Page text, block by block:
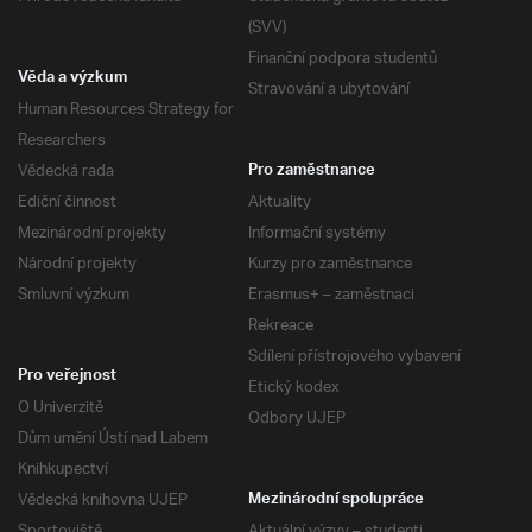
(SVV)
Finanční podpora studentů
Stravování a ubytování
Věda a výzkum
Human Resources Strategy for
Researchers
Vědecká rada
Ediční činnost
Mezinárodní projekty
Národní projekty
Smluvní výzkum
Pro zaměstnance
Aktuality
Informační systémy
Kurzy pro zaměstnance
Erasmus+ – zaměstnaci
Rekreace
Sdílení přístrojového vybavení
Etický kodex
Odbory UJEP
Pro veřejnost
O Univerzitě
Dům umění Ústí nad Labem
Knihkupectví
Vědecká knihovna UJEP
Mezinárodní spolupráce